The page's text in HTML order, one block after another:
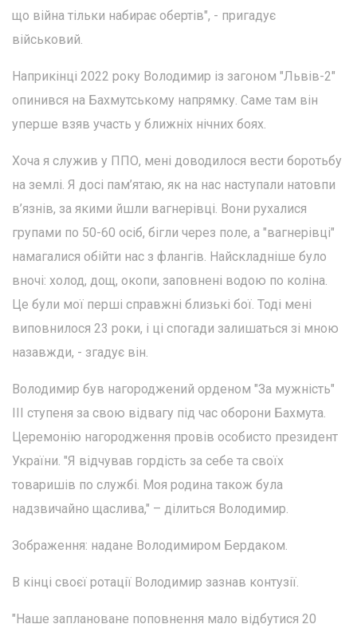
що війна тільки набирає обертів", - пригадує
військовий.
Наприкінці 2022 року Володимир із загоном "Львів-2"
опинився на Бахмутському напрямку. Саме там він
уперше взяв участь у ближніх нічних боях.
Хоча я служив у ППО, мені доводилося вести боротьбу
на землі. Я досі пам’ятаю, як на нас наступали натовпи
в’язнів, за якими йшли вагнерівці. Вони рухалися
групами по 50-60 осіб, бігли через поле, а "вагнерівці"
намагалися обійти нас з флангів. Найскладніше було
вночі: холод, дощ, окопи, заповнені водою по коліна.
Це були мої перші справжні близькі бої. Тоді мені
виповнилося 23 роки, і ці спогади залишаться зі мною
назавжди, - згадує він.
Володимир був нагороджений орденом "За мужність"
ІІІ ступеня за свою відвагу під час оборони Бахмута.
Церемонію нагородження провів особисто президент
України. "Я відчував гордість за себе та своїх
товаришів по службі. Моя родина також була
надзвичайно щаслива," – ділиться Володимир.
Зображення: надане Володимиром Бердаком.
В кінці своєї ротації Володимир зазнав контузії.
"Наше заплановане поповнення мало відбутися 20